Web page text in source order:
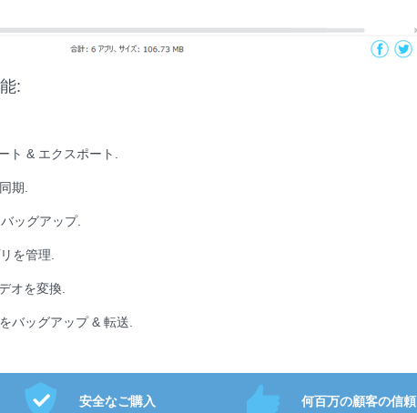
:
ト & エクスポート.
期.
ッグアップ.
を管理.
オを変換.
バッグアップ & 転送.
安全なご購入 何百万の顧客の信頼